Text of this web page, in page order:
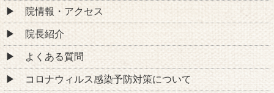
院情報・アクセス
院長紹介
よくある質問
コロナウィルス感染予防対策について